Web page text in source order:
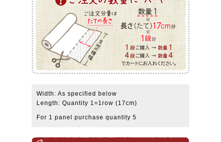
Width: As specified below
Length: Quantity 1=1row (17cm)
For 1 panel purchase quantity 5